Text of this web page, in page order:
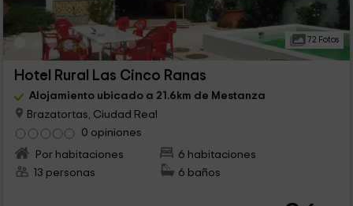
72 Fotos
Hotel Rural Las Cinco Ranas
Alojamiento ubicado a 21.6km de Mestanza
Brazatortas, Ciudad Real
0 opiniones
Por habitaciones
6 habitaciones
13 personas
6 baños